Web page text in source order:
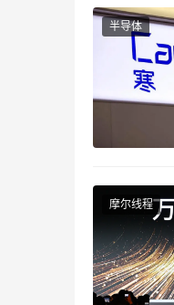
本文来源
半导体
摩尔线程